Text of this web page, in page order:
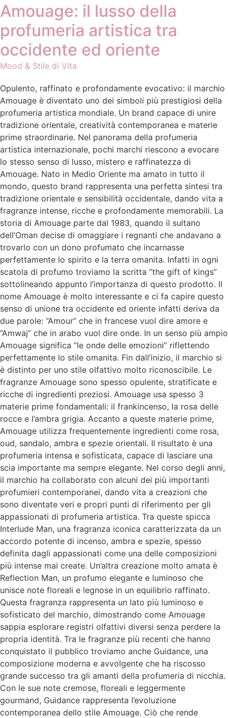
Amouage: il lusso della
profumeria artistica tra
occidente ed oriente
Mood & Stile di Vita
Opulento, raffinato e profondamente evocativo: il marchio
Amouage è diventato uno dei simboli più prestigiosi della
profumeria artistica mondiale. Un brand capace di unire
tradizione orientale, creatività contemporanea e materie
prime straordinarie. Nel panorama della profumeria
artistica internazionale, pochi marchi riescono a evocare
lo stesso senso di lusso, mistero e raffinatezza di
Amouage. Nato in Medio Oriente ma amato in tutto il
mondo, questo brand rappresenta una perfetta sintesi tra
tradizione orientale e sensibilità occidentale, dando vita a
fragranze intense, ricche e profondamente memorabili. La
storia di Amouage parte dal 1983, quando il sultano
dell’Oman decise di omaggiare i regnanti che andavano a
trovarlo con un dono profumato che incarnasse
perfettamente lo spirito e la terra omanita. Infatti in ogni
scatola di profumo troviamo la scritta “the gift of kings”
sottolineando appunto l’importanza di questo prodotto. Il
nome Amouage è molto interessante e ci fa capire questo
senso di unione tra occidente ed oriente infatti deriva da
due parole: “Amour” che in francese vuol dire amore e
“Amwaj” che in arabo vuol dire onde. In un senso più ampio
Amouage significa “le onde delle emozioni” riflettendo
perfettamente lo stile omanita. Fin dall’inizio, il marchio si
è distinto per uno stile olfattivo molto riconoscibile. Le
fragranze Amouage sono spesso opulente, stratificate e
ricche di ingredienti preziosi. Amouage usa spesso 3
materie prime fondamentali: il frankincenso, la rosa delle
rocce e l’ambra grigia. Accanto a queste materie prime,
Amouage utilizza frequentemente ingredienti come rosa,
oud, sandalo, ambra e spezie orientali. Il risultato è una
profumeria intensa e sofisticata, capace di lasciare una
scia importante ma sempre elegante. Nel corso degli anni,
il marchio ha collaborato con alcuni dei più importanti
profumieri contemporanei, dando vita a creazioni che
sono diventate veri e propri punti di riferimento per gli
appassionati di profumeria artistica. Tra queste spicca
Interlude Man, una fragranza iconica caratterizzata da un
accordo potente di incenso, ambra e spezie, spesso
definita dagli appassionati come una delle composizioni
più intense mai create. Un’altra creazione molto amata è
Reflection Man, un profumo elegante e luminoso che
unisce note floreali e legnose in un equilibrio raffinato.
Questa fragranza rappresenta un lato più luminoso e
sofisticato del marchio, dimostrando come Amouage
sappia esplorare registri olfattivi diversi senza perdere la
propria identità. Tra le fragranze più recenti che hanno
conquistato il pubblico troviamo anche Guidance, una
composizione moderna e avvolgente che ha riscosso
grande successo tra gli amanti della profumeria di nicchia.
Con le sue note cremose, floreali e leggermente
gourmand, Guidance rappresenta l’evoluzione
contemporanea dello stile Amouage. Ciò che rende